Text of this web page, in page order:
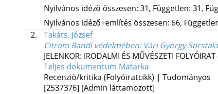
Nyilvános idéző összesen: 31, Független: 31,
Nyilvános idéző+említés összesen: 66,
2.
Takáts, József
Citrom Bandi védelmében: Vári György
JELENKOR: IRODALMI ÉS MŰVÉSZETI FOLYÓIRAT
Teljes dokumentum Matarka
Recenzió/kritika (Folyóiratcikk) | Tudományos
[2537376] [Admin láttamozott]